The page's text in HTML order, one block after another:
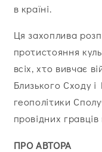
в країні.
Ця захоплива
протистояння
всіх, хто вивчає
Близького Сходу і
геополітики
провідних гравців
ПРО АВТОРА